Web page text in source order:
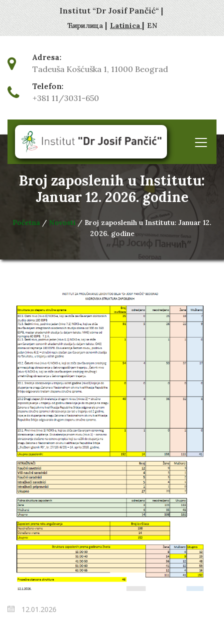
Institut “Dr Josif Pančić“ |
Ћирилица | Latinica| EN
Adresa:
Tadeuša Košćuška 1, 11000 Beograd
Telefon:
+381 11/3031-650
Broj zaposlenih u Institutu:
Januar 12. 2026. godine
Početna / Novosti / Broj zaposlenih u Institutu: Januar 12.
2026. godine
12.01.2026